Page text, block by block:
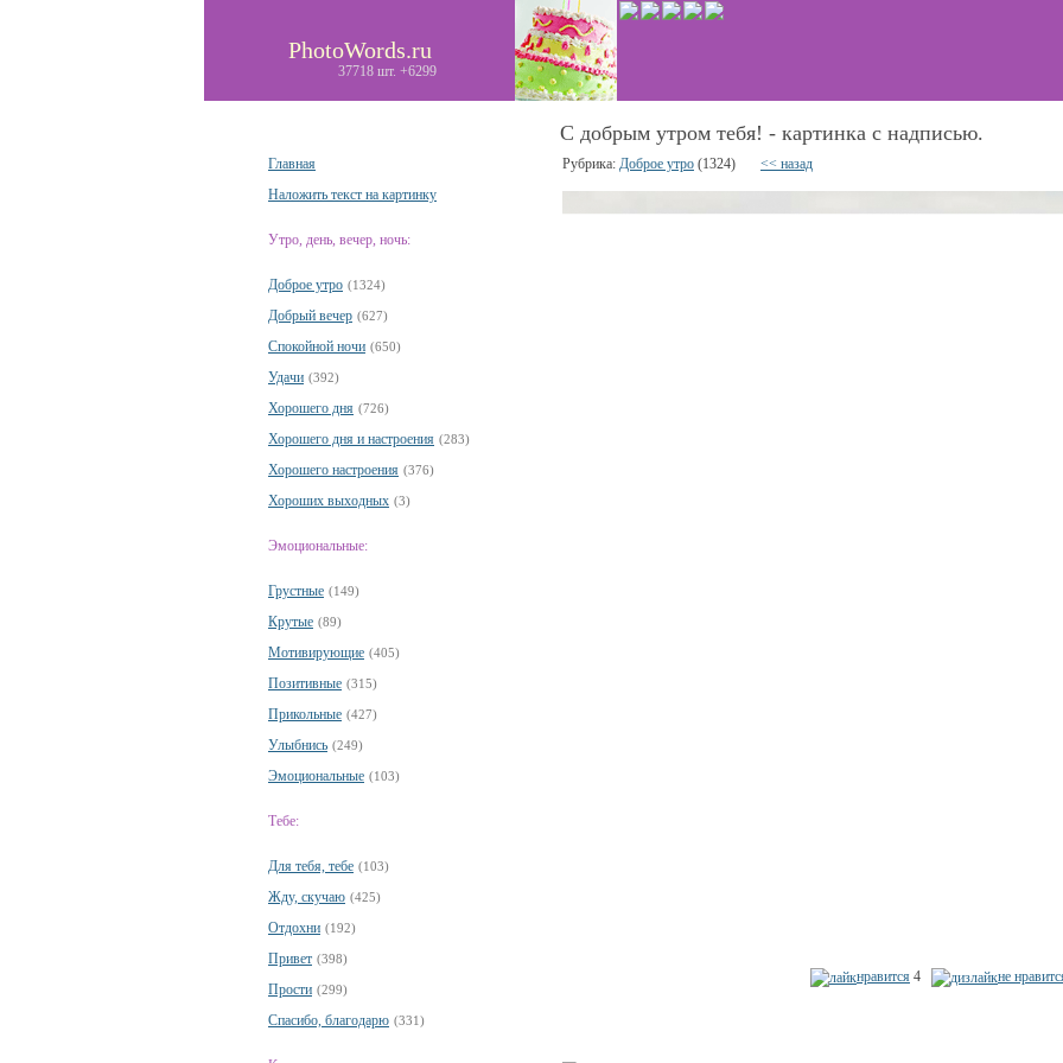
PhotoWords.ru
37718 шт. +6299
Главная
Наложить текст на картинку
Утро, день, вечер, ночь:
Доброе утро (1324)
Добрый вечер (627)
Спокойной ночи (650)
Удачи (392)
Хорошего дня (726)
Хорошего дня и настроения (283)
Хорошего настроения (376)
Хороших выходных (3)
Эмоциональные:
Грустные (149)
Крутые (89)
Мотивирующие (405)
Позитивные (315)
Прикольные (427)
Улыбнись (249)
Эмоциональные (103)
Тебе:
Для тебя, тебе (103)
Жду, скучаю (425)
Отдохни (192)
Привет (398)
Прости (299)
Спасибо, благодарю (331)
С добрым утром тебя! - картинка с надписью.
Рубрика: Доброе утро (1324) << назад
нравится 4 не